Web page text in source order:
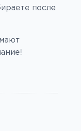
после